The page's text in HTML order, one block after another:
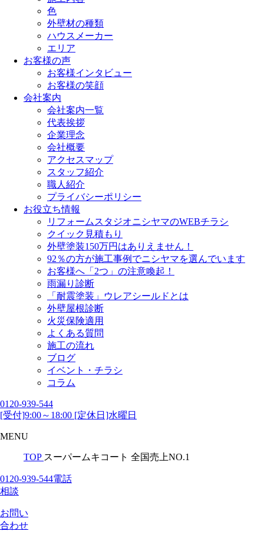
色
外壁材の種類
ハウスメーカー
エリア
お客様の声
お客様インタビュー
お客様の笑顔
会社案内
会社案内一覧
代表挨拶
企業理念
会社概要
アクセスマップ
スタッフ紹介
職人紹介
プライバシーポリシー
お役立ち情報
リフォームスタジオニシヤマのWEBチラシ
クイック見積もり
外壁塗装150万円はありえません！
92％の方が施工事例でニシヤマを選んでいます
お客様へ「2つ」の注意喚起！
雨漏り診断
「耐震塗装」ウレアシールドとは
外壁屋根診断
火災保険適用
よくある質問
施工の流れ
ブログ
イベント・チラシ
コラム
0120-939-544
[受付]9:00～18:00 [定休日]水曜日
MENU
TOP スーパームキコート 全国売上NO.1
0120-939-544電話
相談
お問い
合わせ